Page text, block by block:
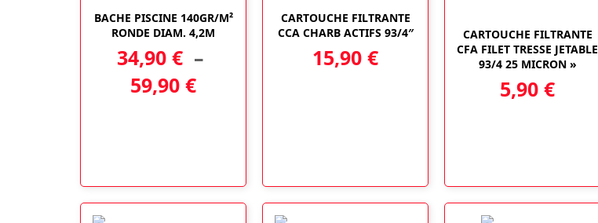
produit
a
plusieurs
Les
la
page
BACHE PISCINE 140GR/M²
RONDE DIAM. 4,2M
34,90 € –
59,90 €Plage
à
CARTOUCHE FILTRANTE
CCA CHARB ACTIFS 93/4″
15,90 €
CARTOUCHE FILTRANTE
CFA FILET TRESSE JETABLE
93/4 25 MICRON »
5,90 €